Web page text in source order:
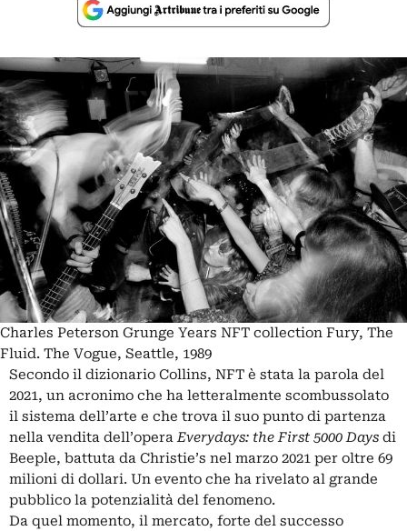
Charles Peterson Grunge Years NFT collection Fury, The
Fluid. The Vogue, Seattle, 1989
Secondo il dizionario Collins, NFT è stata la parola del
2021, un acronimo che ha letteralmente scombussolato
il sistema dell’arte e che trova il suo punto di partenza
nella vendita dell’operaEverydays: the First 5000 Days di
Beeple, battuta da Christie’s nel marzo 2021 per oltre 69
milioni di dollari. Un evento che ha rivelato al grande
pubblico la potenzialità del fenomeno.
Da quel momento, il mercato, forte del successo